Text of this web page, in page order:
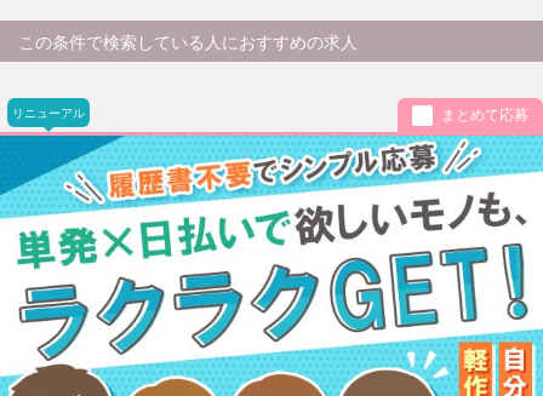
この条件で検索している人におすすめの求人
リニューアル まとめて応募